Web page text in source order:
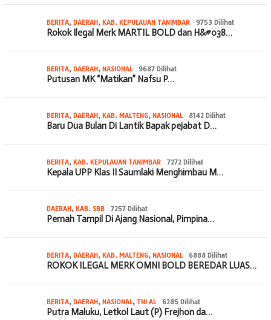
BERITA, DAERAH, KAB. KEPULAUAN TANIMBAR 9753 Dilihat
Rokok Ilegal Merk MARTIL BOLD dan H&#038…
BERITA, DAERAH, NASIONAL 9687 Dilihat
Putusan MK “Matikan” Nafsu P…
BERITA, DAERAH, KAB. MALTENG, NASIONAL 8142 Dilihat
Baru Dua Bulan Di Lantik Bapak pejabat D…
BERITA, KAB. KEPULAUAN TANIMBAR 7272 Dilihat
Kepala UPP Klas II Saumlaki Menghimbau M…
DAERAH, KAB. SBB 7257 Dilihat
Pernah Tampil Di Ajang Nasional, Pimpina…
BERITA, DAERAH, KAB. MALTENG, NASIONAL 6888 Dilihat
ROKOK ILEGAL MERK OMNI BOLD BEREDAR LUAS…
BERITA, DAERAH, NASIONAL, TNI AL 6285 Dilihat
Putra Maluku, Letkol Laut (P) Frejhon da…